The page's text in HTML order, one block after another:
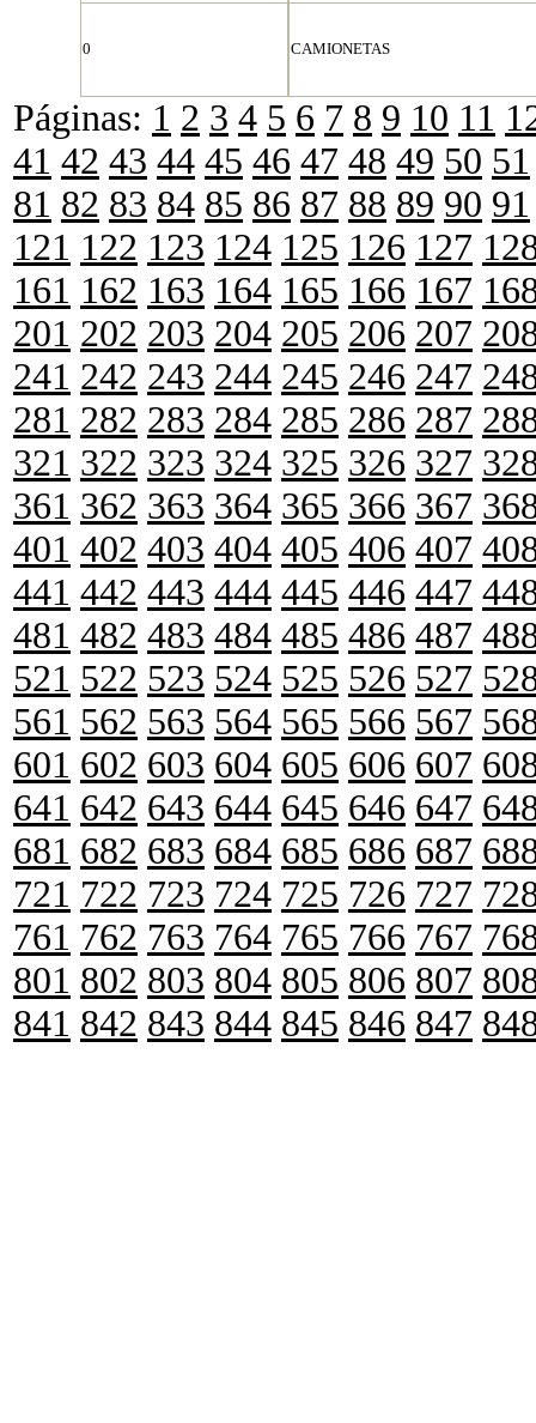
0 CAMIONETAS
Páginas: 1 2 3 4 5 6 7 8 9 10 11
41 42 43 44 45 46 47 48 49 50 51
81 82 83 84 85 86 87 88 89 90 91
121 122 123 124 125 126 127
161 162 163 164 165 166 167
201 202 203 204 205 206 207
241 242 243 244 245 246 247
281 282 283 284 285 286 287
321 322 323 324 325 326 327
361 362 363 364 365 366 367
401 402 403 404 405 406 407
441 442 443 444 445 446 447
481 482 483 484 485 486 487
521 522 523 524 525 526 527
561 562 563 564 565 566 567
601 602 603 604 605 606 607
641 642 643 644 645 646 647
681 682 683 684 685 686 687
721 722 723 724 725 726 727
761 762 763 764 765 766 767
801 802 803 804 805 806 807
841 842 843 844 845 846 847